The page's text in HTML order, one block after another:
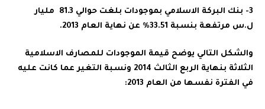
3- بنك البركة الاسلامي بموجودات بلغت حوالي 81.3 مليار
ل.س مرتفعة بنسبة 33.51% عن نهاية العام 2013.
والشكل التالي يوضح قيمة الموجودات للمصارف الاسلامية
الثلاثة بنهاية الربع الثالث 2014 ونسبة التغير عما كانت عليه
في الفترة نفسها من العام 2013: